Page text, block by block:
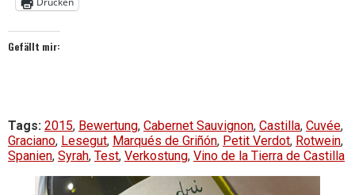
Gefällt mir:
Tags: 2015, Bewertung, Cabernet Sauvignon, Castilla, Cuvée,
Graciano, Lesegut, Marqués de Griñón, Petit Verdot, Rotwein,
Spanien, Syrah, Test, Verkostung, Vino de la Tierra de Castilla